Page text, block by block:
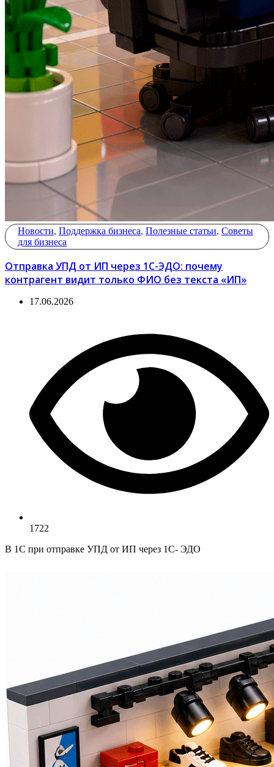
Новости, Поддержка бизнеса, Полезные статьи, Советы
для бизнеса
Отправка УПД от ИП через 1С-ЭДО: почему
контрагент видит только ФИО без текста «ИП»
17.06.2026
1722
В 1С при отправке УПД от ИП через 1С- ЭДО